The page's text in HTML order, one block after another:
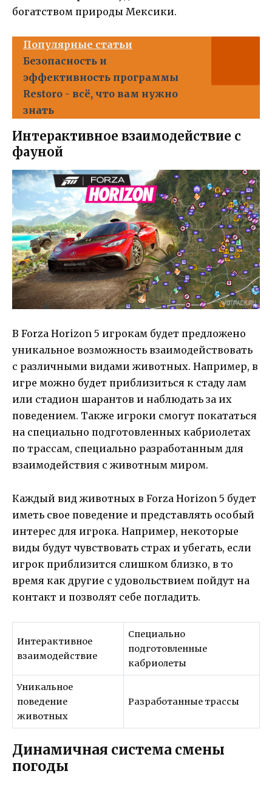
богатством природы Мексики.
Популярные статьи
Безопасность и
эффективность программы
Restoro - всё, что вам нужно
знать
Интерактивное взаимодействие с
фауной
В Forza Horizon 5 игрокам будет предложено
уникальное возможность взаимодействовать
с различными видами животных. Например, в
игре можно будет приблизиться к стаду лам
или стадион шарантов и наблюдать за их
поведением. Также игроки смогут покататься
на специально подготовленных кабриолетах
по трассам, специально разработанным для
взаимодействия с животным миром.
Каждый вид животных в Forza Horizon 5 будет
иметь свое поведение и представлять особый
интерес для игрока. Например, некоторые
виды будут чувствовать страх и убегать, если
игрок приблизится слишком близко, в то
время как другие с удовольствием пойдут на
контакт и позволят себе погладить.
Интерактивное
взаимодействие
Специально
подготовленные
кабриолеты
Уникальное
поведение
животных
Разработанные трассы
Динамичная система смены
погоды